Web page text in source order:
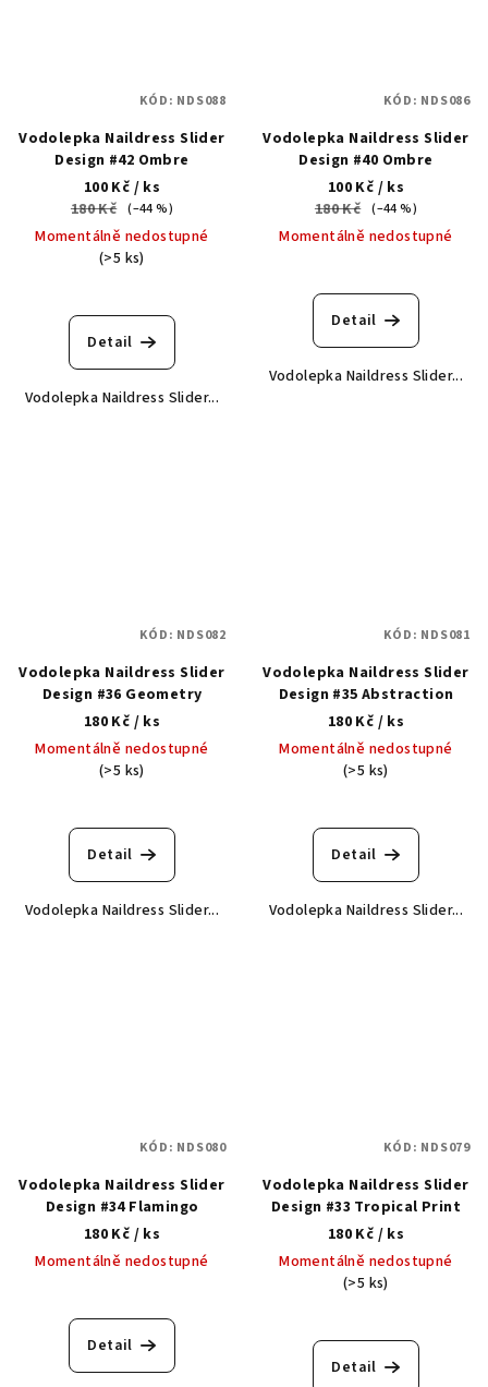
Vodolepka Naildress Slider
Design #42 Ombre
100 Kč / ks
180 Kč (–44 %)
Momentálně nedostupné
(>5 ks)
Detail
Vodolepka Naildress Slider...
KÓD: NDS088
Vodolepka Naildress Slider
Design #40 Ombre
100 Kč / ks
180 Kč (–44 %)
Momentálně nedostupné
Detail
Vodolepka Naildress Slider...
KÓD: NDS086
Vodolepka Naildress Slider
Design #36 Geometry
180 Kč / ks
Momentálně nedostupné
(>5 ks)
Detail
Vodolepka Naildress Slider...
KÓD: NDS082
Vodolepka Naildress Slider
Design #35 Abstraction
180 Kč / ks
Momentálně nedostupné
(>5 ks)
Detail
Vodolepka Naildress Slider...
KÓD: NDS081
Vodolepka Naildress Slider
Design #34 Flamingo
180 Kč / ks
Momentálně nedostupné
Detail
KÓD: NDS080
Vodolepka Naildress Slider
Design #33 Tropical Print
180 Kč / ks
Momentálně nedostupné
(>5 ks)
Detail
KÓD: NDS079